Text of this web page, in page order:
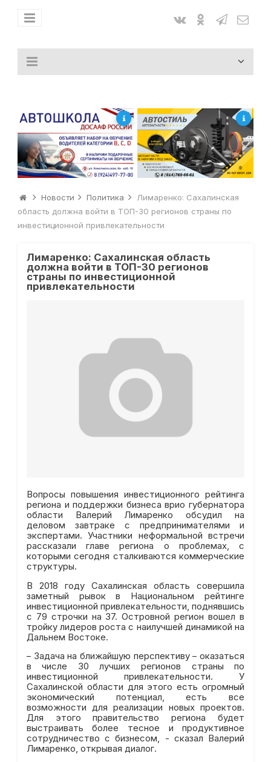
Новости Политика
Лимаренко: Сахалинская
область должна войти в ТОП-30 регионов страны по
инвестиционной привлекательности
Лимаренко: Сахалинская область
должна войти в ТОП-30 регионов
страны по инвестиционной
привлекательности
Вопросы повышения инвестиционного рейтинга
региона и поддержки бизнеса врио губернатора
области Валерий Лимаренко обсудил на
деловом завтраке с предпринимателями и
экспертами. Участники неформальной встречи
рассказали главе региона о проблемах, с
которыми сегодня сталкиваются коммерческие
структуры.
В 2018 году Сахалинская область совершила
заметный рывок в Национальном рейтинге
инвестиционной привлекательности, поднявшись
с 79 строчки на 37. Островной регион вошел в
тройку лидеров роста с наилучшей динамикой на
Дальнем Востоке.
– Задача на ближайшую перспективу – оказаться
в числе 30 лучших регионов страны по
инвестиционной привлекательности. У
Сахалинской области для этого есть огромный
экономический потенциал, есть все
возможности для реализации новых проектов.
Для этого правительство региона будет
выстраивать более тесное и продуктивное
сотрудничество с бизнесом, - сказал Валерий
Лимаренко, открывая диалог.